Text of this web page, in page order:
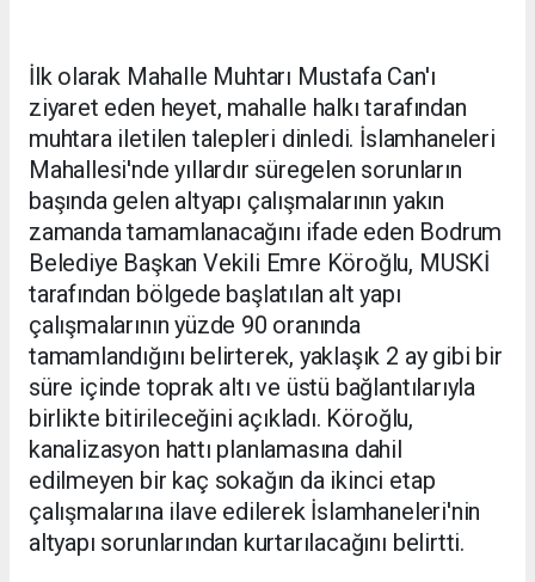
İlk olarak Mahalle Muhtarı Mustafa Can'ı
ziyaret eden heyet, mahalle halkı tarafından
muhtara iletilen talepleri dinledi. İslamhaneleri
Mahallesi'nde yıllardır süregelen sorunların
başında gelen altyapı çalışmalarının yakın
zamanda tamamlanacağını ifade eden Bodrum
Belediye Başkan Vekili Emre Köroğlu, MUSKİ
tarafından bölgede başlatılan alt yapı
çalışmalarının yüzde 90 oranında
tamamlandığını belirterek, yaklaşık 2 ay gibi bir
süre içinde toprak altı ve üstü bağlantılarıyla
birlikte bitirileceğini açıkladı. Köroğlu,
kanalizasyon hattı planlamasına dahil
edilmeyen bir kaç sokağın da ikinci etap
çalışmalarına ilave edilerek İslamhaneleri'nin
altyapı sorunlarından kurtarılacağını belirtti.